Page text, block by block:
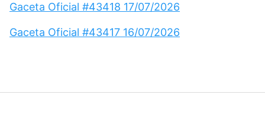
Gaceta Oficial #43418 17/07/2026
Gaceta Oficial #43417 16/07/2026